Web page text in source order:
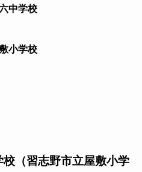
中学校
小学校
（習志野市立屋敷小学